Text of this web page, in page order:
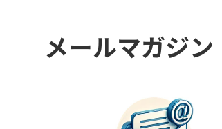
メールマガジン